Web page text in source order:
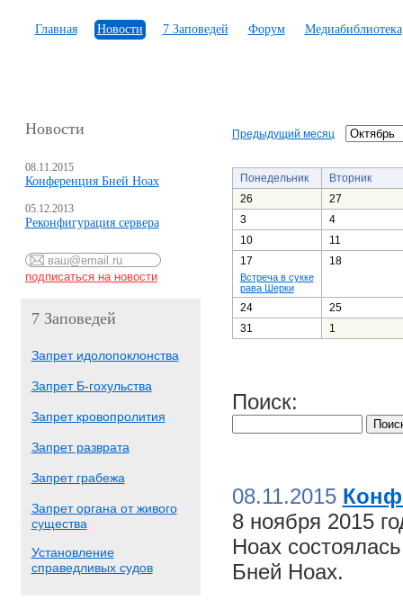
Главная Новости 7 Заповедей Форум Медиабиблиотека
Новости
08.11.2015
Конференция Бней Ноах
05.12.2013
Реконфигурация сервера
7 Заповедей
Запрет идолопоклонства
Запрет Б-гохульства
Запрет кровопролития
Запрет разврата
Запрет грабежа
Запрет органа от живого
существа
Установление
справедливых судов
Предыдущий месяц
Понедельник
Вторник
26
27
3
4
10
11
17
Встреча в сукке
рава Шерки
18
24
25
31
1
Поиск:
08.11.2015
8 ноября 2015
Ноах
Бней Ноах.